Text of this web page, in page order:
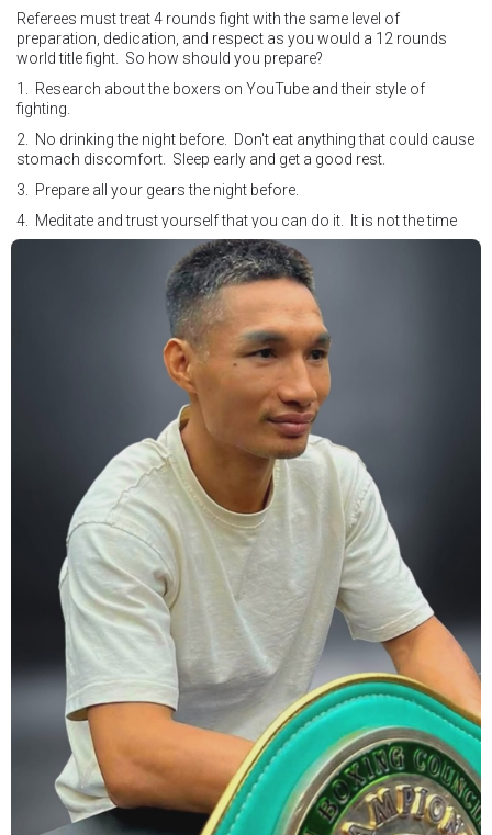
Referees must treat 4 rounds fight with the same level of
preparation, dedication, and respect as you would a 12 rounds
world title fight. So how should you prepare?
1. Research about the boxers on YouTube and their style of
fighting.
2. No drinking the night before. Don't eat anything that could cause
stomach discomfort. Sleep early and get a good rest.
3. Prepare all your gears the night before.
4. Meditate and trust yourself that you can do it. It is not the time
for self doubt.
5. Conduct yourself as if you are on the world stage for a world
championship fight. Remeber that everyone is watching.
6. It's ok to make a mistake but its not okay to hesitate. When you
make a call, make it loud and clear.
Know that it is not about you. It's about ensuring the safety and the
fairness for the boxers who put their lives in the ring. At the end,
what Tony Weeks said during the Referee training seminar
encapsulates it well. "You do it for the love and respect of the
#professionalboxing
#proboxingreferee
#Tonyweeks